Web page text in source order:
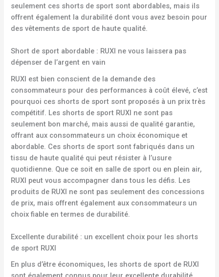
seulement ces shorts de sport sont abordables, mais ils
offrent également la durabilité dont vous avez besoin pour
des vêtements de sport de haute qualité.
Short de sport abordable : RUXI ne vous laissera pas
dépenser de l’argent en vain
RUXI est bien conscient de la demande des
consommateurs pour des performances à coût élevé, c’est
pourquoi ces shorts de sport sont proposés à un prix très
compétitif. Les shorts de sport RUXI ne sont pas
seulement bon marché, mais aussi de qualité garantie,
offrant aux consommateurs un choix économique et
abordable. Ces shorts de sport sont fabriqués dans un
tissu de haute qualité qui peut résister à l’usure
quotidienne. Que ce soit en salle de sport ou en plein air,
RUXI peut vous accompagner dans tous les défis. Les
produits de RUXI ne sont pas seulement des concessions
de prix, mais offrent également aux consommateurs un
choix fiable en termes de durabilité.
Excellente durabilité : un excellent choix pour les shorts
de sport RUXI
En plus d’être économiques, les shorts de sport de RUXI